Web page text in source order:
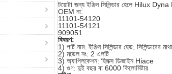
টয়োটা জন্য ইঞ্জিন সিলিন্ডার হেলে Hilux
OEM না:
11101-54120
11101-54121
909051
বিবরণ:
1) পার্ট নাম: ইঞ্জিন সিলিন্ডার হেড; সিলিন্ডারের মাথা
2) মডেল নং: 2 এলটি
3) অ্যাপ্লিকেশন: হিলক্স ডিজাইন Hiace
4) গুণ: দুই বছর বা 6000 কিলোমিটার